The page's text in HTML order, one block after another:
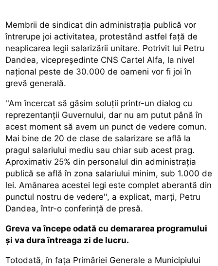
Membrii de sindicat din administrația publică vor
întrerupe joi activitatea, protestând astfel față de
neaplicarea legii salarizării unitare. Potrivit lui Petru
Dandea, vicepreședinte CNS Cartel Alfa, la nivel
național peste de 30.000 de oameni vor fi joi în
grevă generală.
''Am încercat să găsim soluții printr-un dialog cu
reprezentanții Guvernului, dar nu am putut până în
acest moment să avem un punct de vedere comun.
Mai bine de 20 de clase de salarizare se află la
pragul salariului mediu sau chiar sub acest prag.
Aproximativ 25% din personalul din administrația
publică se află în zona salariului minim, sub 1.000 de
lei. Amânarea acestei legi este complet aberantă din
punctul nostru de vedere'', a explicat, marți, Petru
Dandea, într-o conferință de presă.
Greva va începe odată cu demararea programului
și va dura întreaga zi de lucru.
Totodată, în fața Primăriei Generale a Municipiului